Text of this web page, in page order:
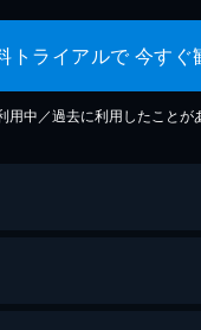
トライアルで 今すぐ
用中／過去に利用したことが